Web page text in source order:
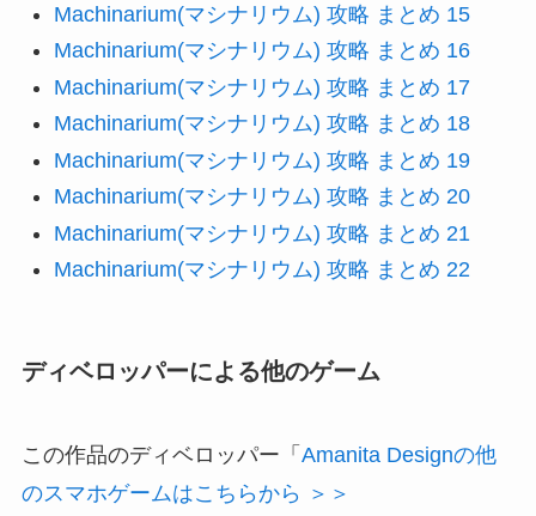
Machinarium(マシナリウム) 攻略 まとめ 15
Machinarium(マシナリウム) 攻略 まとめ 16
Machinarium(マシナリウム) 攻略 まとめ 17
Machinarium(マシナリウム) 攻略 まとめ 18
Machinarium(マシナリウム) 攻略 まとめ 19
Machinarium(マシナリウム) 攻略 まとめ 20
Machinarium(マシナリウム) 攻略 まとめ 21
Machinarium(マシナリウム) 攻略 まとめ 22
ディベロッパーによる他のゲーム
この作品のディベロッパー「 Amanita Designの他
のスマホゲームはこちらから ＞＞